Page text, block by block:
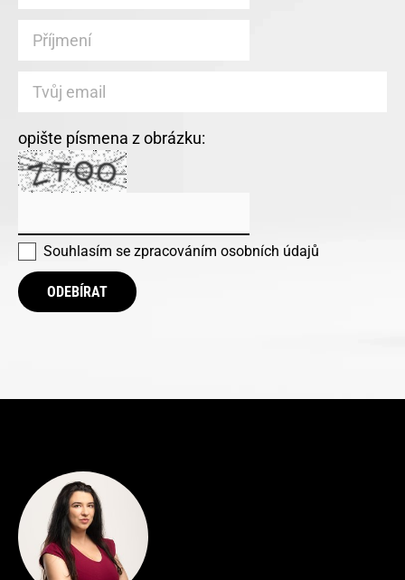
opište písmena z obrázku:
Souhlasím se zpracováním osobních údajů
ODEBÍRAT